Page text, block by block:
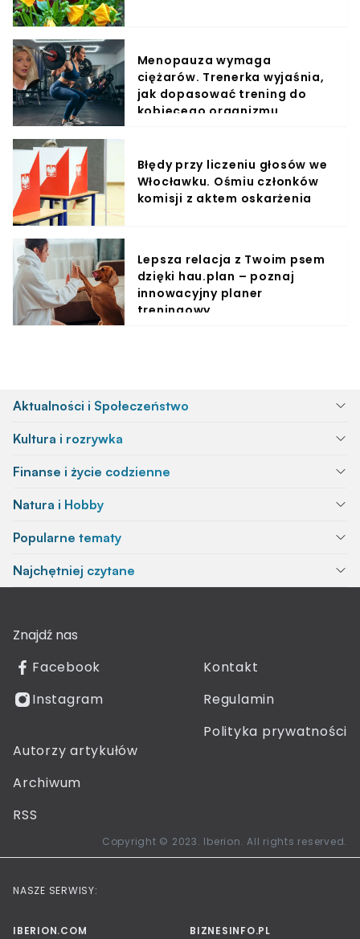
Menopauza wymaga
ciężarów. Trenerka wyjaśnia,
jak dopasować trening do
kobiecego organizmu
Błędy przy liczeniu głosów we
Włocławku. Ośmiu członków
komisji z aktem oskarżenia
Lepsza relacja z Twoim psem
dzięki hau.plan – poznaj
innowacyjny planer
treningowy
Aktualności i Społeczeństwo
Kultura i rozrywka
Finanse i życie codzienne
Natura i Hobby
Popularne tematy
Najchętniej czytane
Znajdź nas
Facebook
Instagram
Kontakt
Regulamin
Polityka prywatności
Autorzy artykułów
Archiwum
RSS
Copyright © 2023. Iberion. All rights reserved.
NASZE SERWISY:
IBERION.COM BIZNESINFO.PL